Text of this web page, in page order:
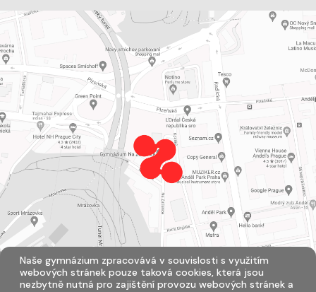
Naše gymnázium zpracovává v souvislosti s využitím
webových stránek pouze taková cookies, která jsou
nezbytně nutná pro zajištění provozu webových stránek a